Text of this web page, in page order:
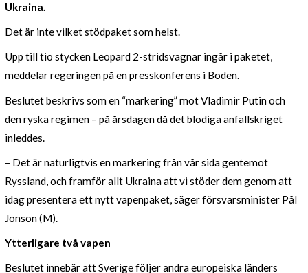
Ukraina.
Det är inte vilket stödpaket som helst.
Upp till tio stycken Leopard 2-stridsvagnar ingår i paketet,
meddelar regeringen på en presskonferens i Boden.
Beslutet beskrivs som en “markering” mot Vladimir Putin och
den ryska regimen – på årsdagen då det blodiga anfallskriget
inleddes.
– Det är naturligtvis en markering från vår sida gentemot
Ryssland, och framför allt Ukraina att vi stöder dem genom att
idag presentera ett nytt vapenpaket, säger försvarsminister Pål
Jonson (M).
Ytterligare två vapen
Beslutet innebär att Sverige följer andra europeiska länders